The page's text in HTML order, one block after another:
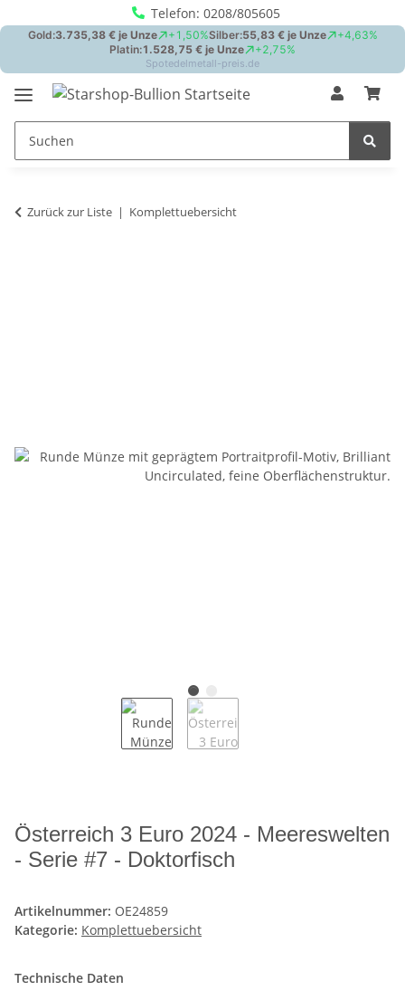
Telefon: 0208/805605
Zurück zur Liste Komplettuebersicht
Österreich 3 Euro 2024 - Meereswelten
- Serie #7 - Doktorfisch
Artikelnummer: OE24859
Kategorie: Komplettuebersicht
Technische Daten